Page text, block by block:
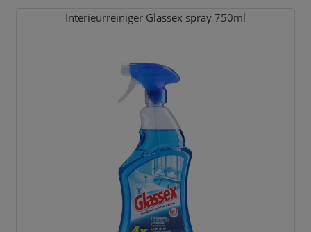
Interieurreiniger Glassex spray 750ml